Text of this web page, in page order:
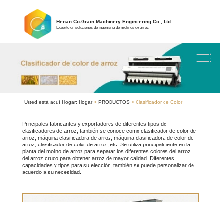
Henan Co-Grain Machinery Engineering Co., Ltd.
Experto en soluciones de ingeniería de molinos de arroz
Usted está aquí Hogar: Hogar>PRODUCTOS > Clasificador de Color
Principales fabricantes y exportadores de diferentes tipos de
clasificadores de arroz, también se conoce como clasificador de color de
arroz, máquina clasificadora de arroz, máquina clasificadora de color de
arroz, clasificador de color de arroz, etc. Se utiliza principalmente en la
planta del molino de arroz para separar los diferentes colores del arroz
del arroz crudo para obtener arroz de mayor calidad. Diferentes
capacidades y tipos para su elección, también se puede personalizar de
acuerdo a su necesidad.